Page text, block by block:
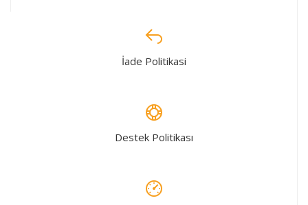
İade Politikasi
Destek Politikası